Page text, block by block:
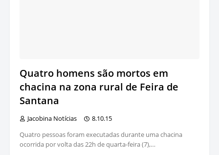
Quatro homens são mortos em
chacina na zona rural de Feira de
Santana
Jacobina Notícias
8.10.15
Quatro pessoas foram executadas durante uma chacina
ocorrida por volta das 22h de quarta-feira (7),…